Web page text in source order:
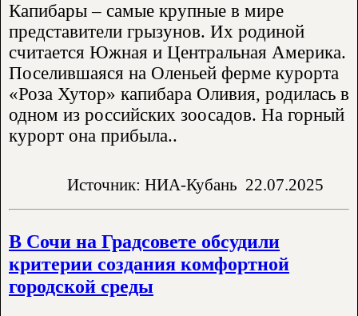
Капибары – самые крупные в мире
представители грызунов. Их родиной
считается Южная и Центральная Америка.
Поселившаяся на Оленьей ферме курорта
«Роза Хутор» капибара Оливия, родилась в
одном из российских зоосадов. На горный
курорт она прибыла..
Источник: НИА-Кубань 22.07.2025
В Сочи на Градсовете обсудили
критерии создания комфортной
городской среды